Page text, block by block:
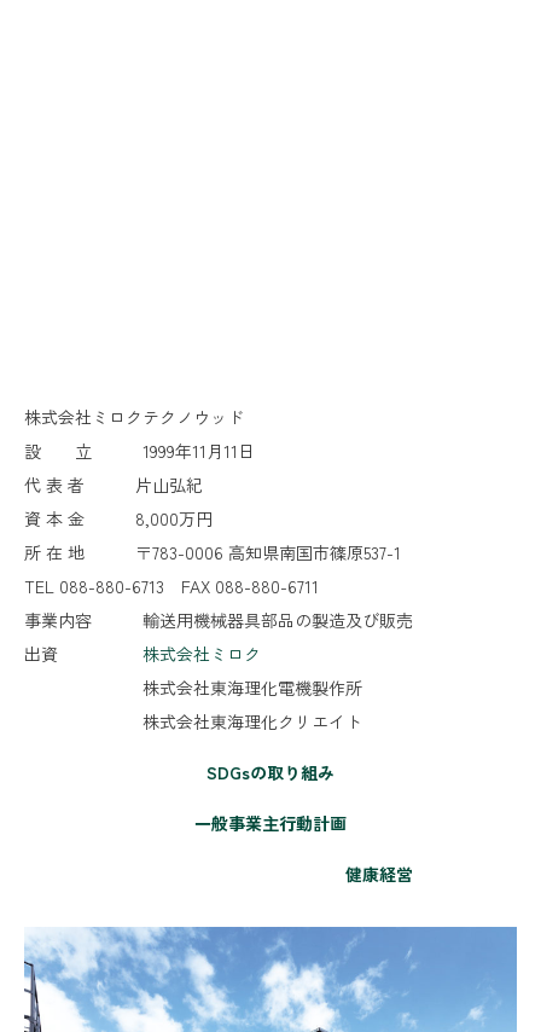
株式会社ミロクテクノウッド
設 立 1999年11月11日
代 表 者 片山弘紀
資 本 金 8,000万円
所 在 地 〒783-0006 高知県南国市篠原537-1
TEL 088-880-6713 FAX 088-880-6711
事業内容 輸送用機械器具部品の製造及び販売
出資 株式会社ミロク
株式会社東海理化電機製作所
株式会社東海理化クリエイト
SDGsの取り組み
一般事業主行動計画
健康経営